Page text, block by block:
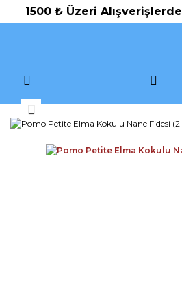
1500 ₺ Üzeri Alışverişlerde